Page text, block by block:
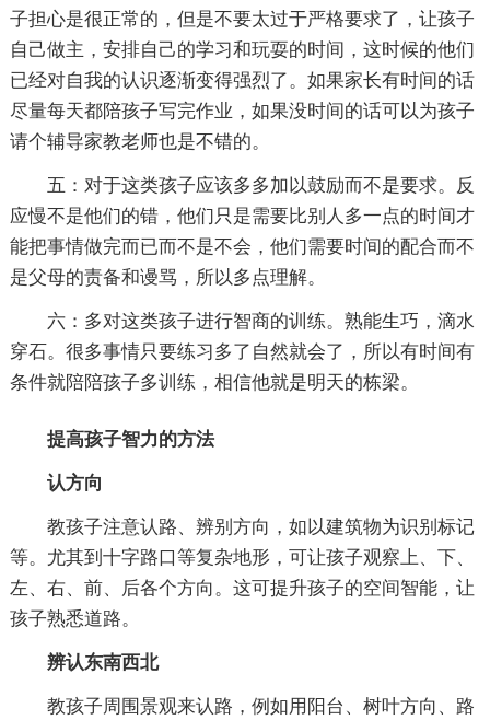
子担心是很正常的，但是不要太过于严格要求了，让孩子
自己做主，安排自己的学习和玩耍的时间，这时候的他们
已经对自我的认识逐渐变得强烈了。如果家长有时间的话
尽量每天都陪孩子写完作业，如果没时间的话可以为孩子
请个辅导家教老师也是不错的。
五：对于这类孩子应该多多加以鼓励而不是要求。反
应慢不是他们的错，他们只是需要比别人多一点的时间才
能把事情做完而已而不是不会，他们需要时间的配合而不
是父母的责备和谩骂，所以多点理解。
六：多对这类孩子进行智商的训练。熟能生巧，滴水
穿石。很多事情只要练习多了自然就会了，所以有时间有
条件就陪陪孩子多训练，相信他就是明天的栋梁。
提高孩子智力的方法
认方向
教孩子注意认路、辨别方向，如以建筑物为识别标记
等。尤其到十字路口等复杂地形，可让孩子观察上、下、
左、右、前、后各个方向。这可提升孩子的空间智能，让
孩子熟悉道路。
辨认东南西北
教孩子周围景观来认路，例如用阳台、树叶方向、路